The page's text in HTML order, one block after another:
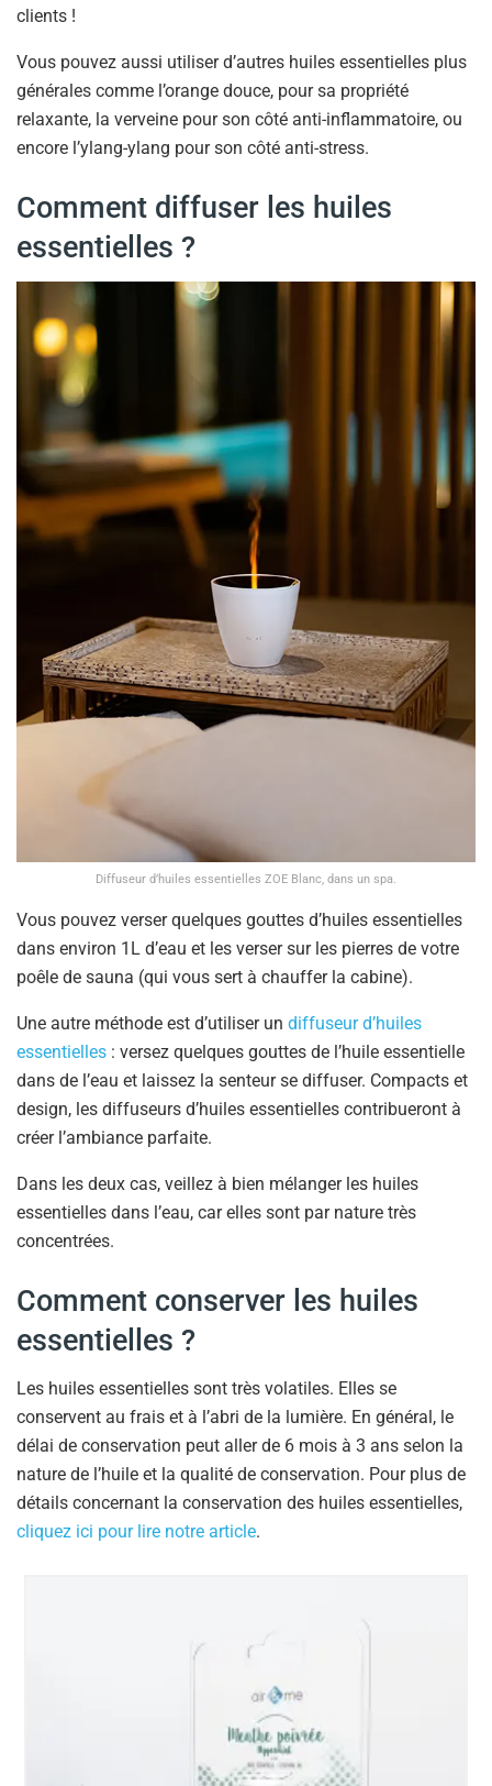
clients !
Vous pouvez aussi utiliser d’autres huiles essentielles plus
générales comme l’orange douce, pour sa propriété
relaxante, la verveine pour son côté anti-inflammatoire, ou
encore l’ylang-ylang pour son côté anti-stress.
Comment diffuser les huiles
essentielles ?
Diffuseur d’huiles essentielles ZOE Blanc, dans un spa.
Vous pouvez verser quelques gouttes d’huiles essentielles
dans environ 1L d’eau et les verser sur les pierres de votre
poêle de sauna (qui vous sert à chauffer la cabine).
Une autre méthode est d’utiliser un diffuseur d’huiles
essentielles : versez quelques gouttes de l’huile essentielle
dans de l’eau et laissez la senteur se diffuser. Compacts et
design, les diffuseurs d’huiles essentielles contribueront à
créer l’ambiance parfaite.
Dans les deux cas, veillez à bien mélanger les huiles
essentielles dans l’eau, car elles sont par nature très
concentrées.
Comment conserver les huiles
essentielles ?
Les huiles essentielles sont très volatiles. Elles se
conservent au frais et à l’abri de la lumière. En général, le
délai de conservation peut aller de 6 mois à 3 ans selon la
nature de l’huile et la qualité de conservation. Pour plus de
détails concernant la conservation des huiles essentielles,
cliquez ici pour lire notre article.